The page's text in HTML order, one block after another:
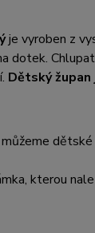
je vyroben z
dotek.
Dětský
kterou